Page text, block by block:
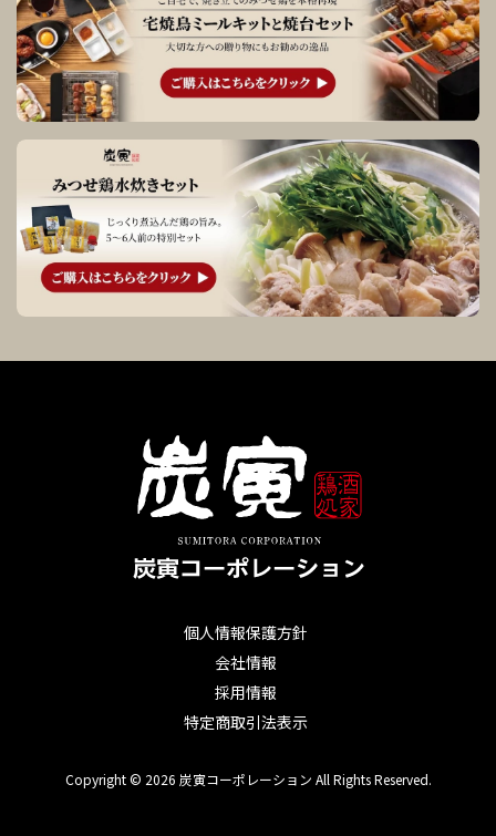
個人情報保護方針
会社情報
採用情報
特定商取引法表示
Copyright © 2026 炭寅コーポレーション All Rights Reserved.